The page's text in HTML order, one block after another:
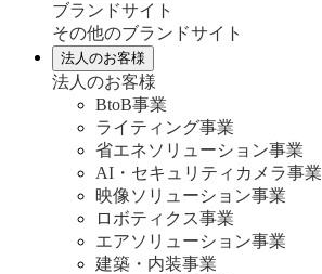
ブランドサイト
その他のブランドサイト
法人のお客様
法人のお客様
BtoB事業
ライティング事業
省エネソリューション事業
AI・セキュリティカメラ事業
映像ソリューション事業
ロボティクス事業
エアソリューション事業
建築・内装事業